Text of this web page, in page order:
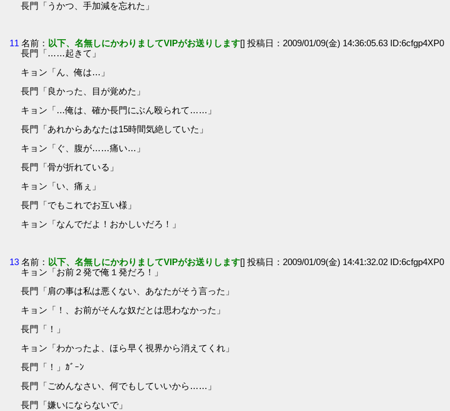
長門「うかつ、手加減を忘れた」
11 名前： 以下、名無しにかわりましてVIPがお送りします[] 投稿日：2009/01/09(金) 14:36:05.63 ID:6cfgp4XP0
長門「……起きて」
キョン「ん、俺は…」
長門「良かった、目が覚めた」
キョン「…俺は、確か長門にぶん殴られて……」
長門「あれからあなたは15時間気絶していた」
キョン「ぐ、腹が……痛い…」
長門「骨が折れている」
キョン「い、痛ぇ」
長門「でもこれでお互い様」
キョン「なんでだよ！おかしいだろ！」
13 名前： 以下、名無しにかわりましてVIPがお送りします[] 投稿日：2009/01/09(金) 14:41:32.02 ID:6cfgp4XP0
キョン「お前２発で俺１発だろ！」
長門「肩の事は私は悪くない、あなたがそう言った」
キョン「！、お前がそんな奴だとは思わなかった」
長門「！」
キョン「わかったよ、ほら早く視界から消えてくれ」
長門「！」ｶﾞｰﾝ
長門「ごめんなさい、何でもしていいから……」
長門「嫌いにならないで」